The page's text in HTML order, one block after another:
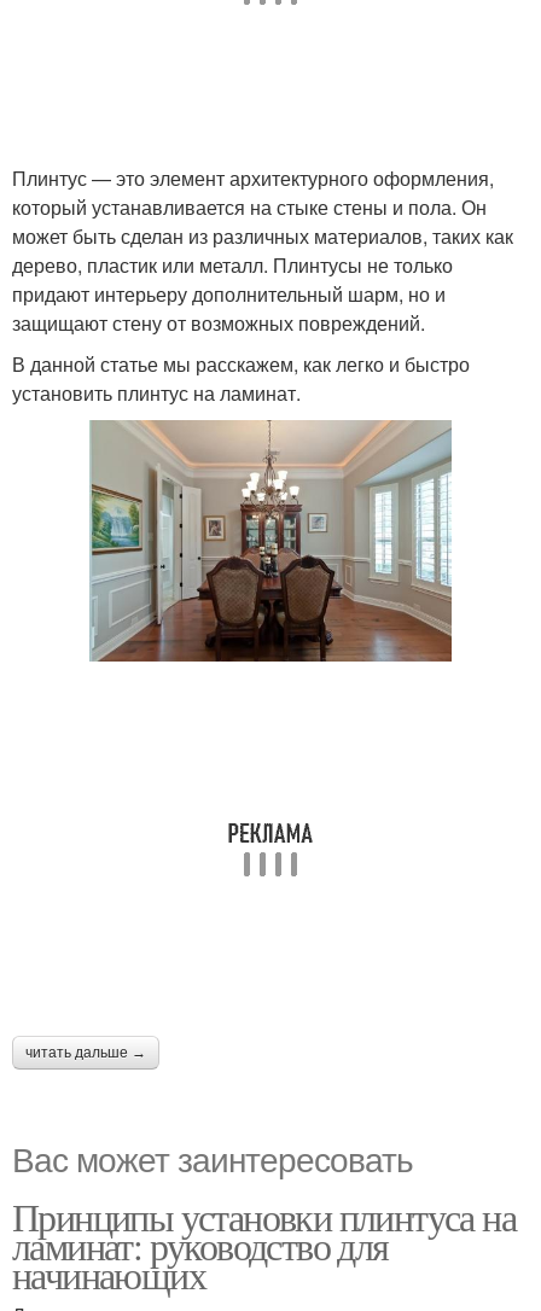
Плинтус — это элемент архитектурного оформления,
который устанавливается на стыке стены и пола. Он
может быть сделан из различных материалов, таких как
дерево, пластик или металл. Плинтусы не только
придают интерьеру дополнительный шарм, но и
защищают стену от возможных повреждений.
В данной статье мы расскажем, как легко и быстро
установить плинтус на ламинат.
читать дальше →
Вас может заинтересовать
Принципы установки плинтуса на
ламинат: руководство для
начинающих